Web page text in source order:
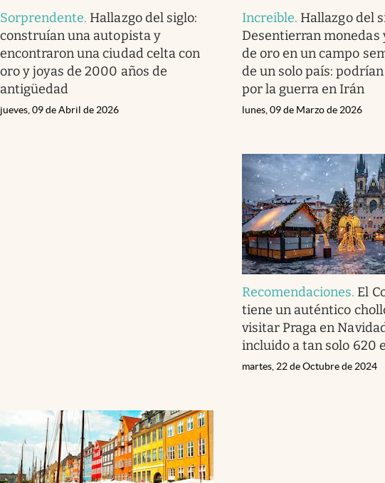
Sorprendente. Hallazgo del siglo:
construían una autopista y
encontraron una ciudad celta con
oro y joyas de 2000 años de
antigüedad
jueves, 09 de Abril de 2026
Increible. Hallazgo del
Desentierran monedas
de oro en un campo
de un solo país:
por la guerra en Irán
lunes, 09 de Marzo de 2026
Recomendaciones. El
tiene un auténtico
visitar Praga en
incluido a tan solo 620
martes, 22 de Octubre de 2024